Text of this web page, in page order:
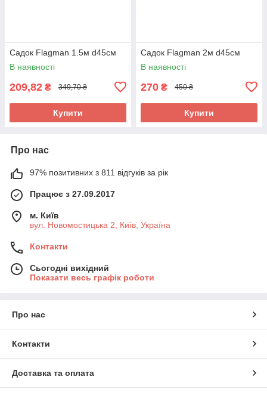
Садок Flagman 1.5м d45см
В наявності
209,82 ₴ 349,70 ₴
Купити
Садок Flagman 2м d45см
В наявності
270 ₴ 450 ₴
Купити
Про нас
97% позитивних з 811 відгуків за рік
Працює з 27.09.2017
м. Київ
вул. Новомостицька 2, Київ, Україна
Контакти
Сьогодні вихідний
Показати весь графік роботи
Про нас
Контакти
Доставка та оплата